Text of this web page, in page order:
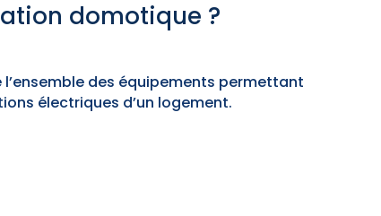
domotique ?
des équipements permettant
électriques d’un logement.